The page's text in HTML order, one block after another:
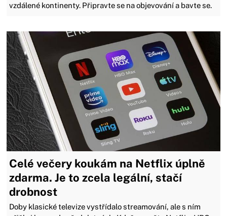
vzdálené kontinenty. Připravte se na objevování a bavte se.
Celé večery koukám na Netflix úplně
zdarma. Je to zcela legální, stačí
drobnost
Doby klasické televize vystřídalo streamování, ale s ním